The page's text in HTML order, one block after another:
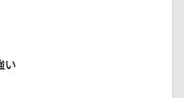
い